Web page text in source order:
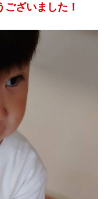
ざいました！